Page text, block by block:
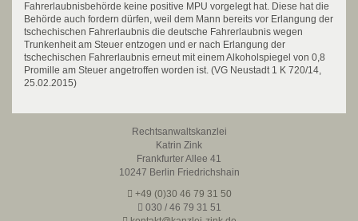
Fahrerlaubnisbehörde keine positive MPU vorgelegt hat. Diese hat die
Behörde auch fordern dürfen, weil dem Mann bereits vor Erlangung der
tschechischen Fahrerlaubnis die deutsche Fahrerlaubnis wegen
Trunkenheit am Steuer entzogen und er nach Erlangung der
tschechischen Fahrerlaubnis erneut mit einem Alkoholspiegel von 0,8
Promille am Steuer angetroffen worden ist. (VG Neustadt 1 K 720/14,
25.02.2015)
Rechtsanwaltskanzlei
Katrin Zink
Frankfurter Allee 41
10247 Berlin Friedrichshain
+49 (0)30 46 79 31 50
030 / 46 79 31 51